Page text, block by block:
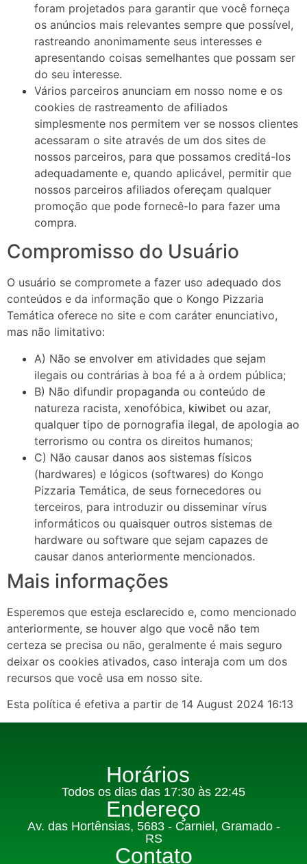
foram projetados para garantir que você forneça
os anúncios mais relevantes sempre que possível,
rastreando anonimamente seus interesses e
apresentando coisas semelhantes que possam ser
do seu interesse.
Vários parceiros anunciam em nosso nome e os
cookies de rastreamento de afiliados
simplesmente nos permitem ver se nossos clientes
acessaram o site através de um dos sites de
nossos parceiros, para que possamos creditá-los
adequadamente e, quando aplicável, permitir que
nossos parceiros afiliados ofereçam qualquer
promoção que pode fornecê-lo para fazer uma
compra.
Compromisso do Usuário
O usuário se compromete a fazer uso adequado dos
conteúdos e da informação que o Kongo Pizzaria
Temática oferece no site e com caráter enunciativo,
mas não limitativo:
A) Não se envolver em atividades que sejam
ilegais ou contrárias à boa fé a à ordem pública;
B) Não difundir propaganda ou conteúdo de
natureza racista, xenofóbica, kiwibet ou azar,
qualquer tipo de pornografia ilegal, de apologia ao
terrorismo ou contra os direitos humanos;
C) Não causar danos aos sistemas físicos
(hardwares) e lógicos (softwares) do Kongo
Pizzaria Temática, de seus fornecedores ou
terceiros, para introduzir ou disseminar vírus
informáticos ou quaisquer outros sistemas de
hardware ou software que sejam capazes de
causar danos anteriormente mencionados.
Mais informações
Esperemos que esteja esclarecido e, como mencionado
anteriormente, se houver algo que você não tem
certeza se precisa ou não, geralmente é mais seguro
deixar os cookies ativados, caso interaja com um dos
recursos que você usa em nosso site.
Esta política é efetiva a partir de 14 August 2024 16:13
Horários
Todos os dias das 17:30 às 22:45
Endereço
Av. das Hortênsias, 5683 - Carniel, Gramado -
RS
Contato